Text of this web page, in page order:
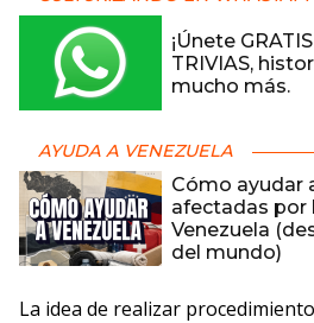
¡Únete
TRIVIAS,
mucho más.
AYUDA A VENEZUELA
Cómo ayudar
afectadas por
Venezuela
del mundo)
La idea de realizar